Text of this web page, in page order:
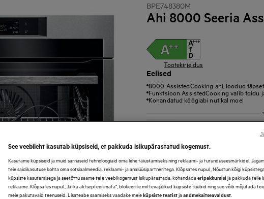
BPE748380M
Ahi 8000 Seeria
Tootekirjeldus
Eelised
8000 AssistedCooking ahi, loodud
Funktsioon AssistedCooking valib toidu
Kohandatud köögiabi nutikal moel
*Galerii fotod ja videod
ei pruugi täpselt kajastada
See veebileht kasutab küpsiseid, et pakkuda isikupärastatud kogemust.
Kasutame küpsiseid ja muid sarnaseid tehnoloogiaid oma lehe täiustamiseks ning reklaami- ja turunduseesmärkidel.
teie saidikasutuse kohta oma sotsiaalmeedia, reklaami- ja analüüsipartneritega. Klõpsates nupul „Nõustun kõigi
küpsiste kasutamisega ja seetõttu saameteieveebikogemust isikupärastada, kohandadaeripakkumisi ja pakkuda teile
reklaame. Klõpsates nupul „Jätka aktsepteerimata“, blokeerite mittevajalikud küpsiste tüübid ning see võib mõjutada
meie pakutavaid teenuseid. Lisateabe saamiseks vaadake meieküpsiste teatistjaandmekaitseavaldust